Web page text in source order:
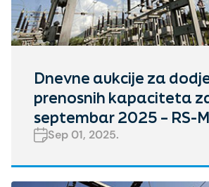
Dnevne aukcije za
prenosnih kapaciteta
septembar 2025 – RS-
Sep 01, 2025.